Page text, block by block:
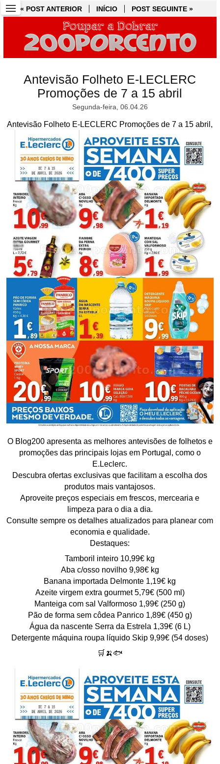
« POST ANTERIOR INÍCIO POST SEGUINTE »
Antevisão Folheto E-LECLERC
Promoções de 7 a 15 abril
Segunda-feira, 06.04.26
Antevisão Folheto E-LECLERC Promoções de 7 a 15 abril,
O Blog200 apresenta as melhores antevisões de folhetos e
promoções das principais lojas em Portugal, como o
E.Leclerc.
Descubra ofertas exclusivas que facilitam a escolha dos
produtos mais vantajosos.
Aproveite preços especiais em frescos, mercearia e
limpeza para o dia a dia.
Consulte sempre os detalhes atualizados para planear com
economia e qualidade.
Destaques:
Tamboril inteiro 10,99€ kg
Aba c/osso novilho 9,98€ kg
Banana importada Delmonte 1,19€ kg
Azeite virgem extra gourmet 5,79€ (500 ml)
Manteiga com sal Valformoso 1,99€ (250 g)
Pão de forma sem côdea Panrico 1,89€ (450 g)
Água da nascente Serra da Estrela 1,39€ (6 L)
Detergente máquina roupa líquido Skip 9,99€ (54 doses)
🛒🍌🐟
« POST ANTERIOR INÍCIO POST SEGUINTE »